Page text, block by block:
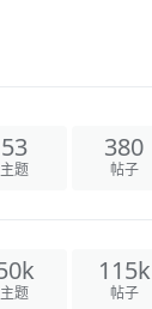
53
主题
380
帖子
主题
115k
帖子